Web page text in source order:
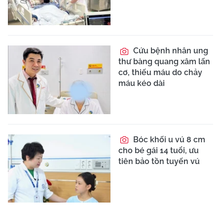
Cứu bệnh nhân ung
thư bàng quang xâm lấn
cơ, thiếu máu do chảy
máu kéo dài
Bóc khối u vú 8 cm
cho bé gái 14 tuổi, ưu
tiên bảo tồn tuyến vú